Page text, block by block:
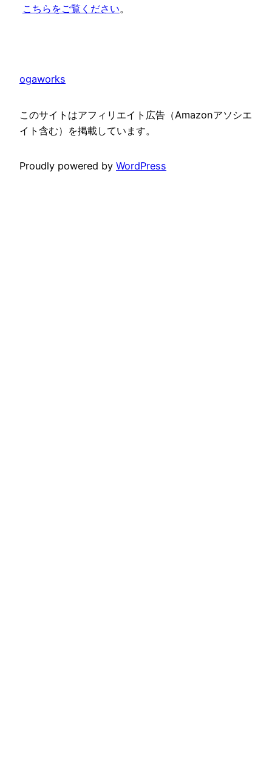
こちらをご覧ください。
ogaworks
このサイトはアフィリエイト広告（Amazonアソシエ
イト含む）を掲載しています。
Proudly powered by WordPress